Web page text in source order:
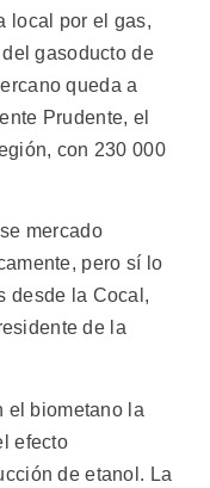
local por el gas,
gasoducto de
queda a
Prudente, el
con 230 000
mercado
pero sí lo
desde la Cocal,
de la
el biometano la
efecto
de etanol. La